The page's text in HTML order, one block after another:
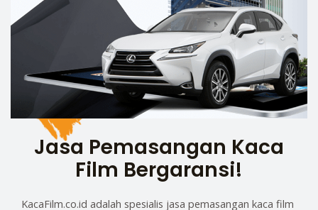
Jasa Pemasangan Kaca
Film Bergaransi!
KacaFilm.co.id adalah spesialis jasa pemasangan kaca film